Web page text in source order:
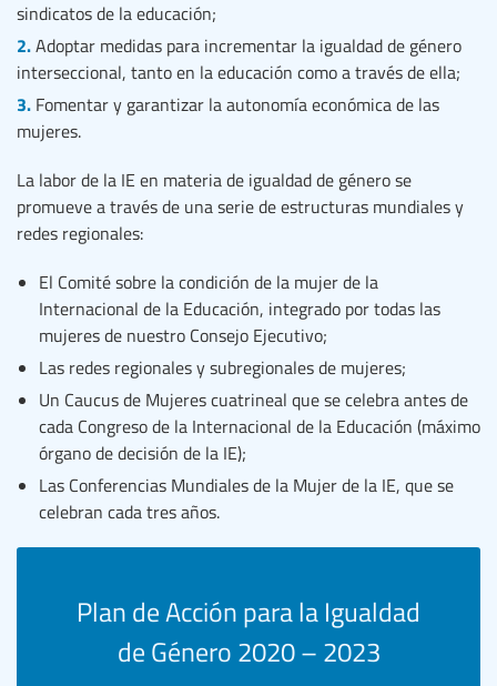
sindicatos de la educación;
Adoptar medidas para incrementar la igualdad de género
interseccional, tanto en la educación como a través de ella;
Fomentar y garantizar la autonomía económica de las
mujeres.
La labor de la IE en materia de igualdad de género se
promueve a través de una serie de estructuras mundiales y
redes regionales:
El Comité sobre la condición de la mujer de la
Internacional de la Educación, integrado por todas las
mujeres de nuestro Consejo Ejecutivo;
Las redes regionales y subregionales de mujeres;
Un Caucus de Mujeres cuatrineal que se celebra antes de
cada Congreso de la Internacional de la Educación (máximo
órgano de decisión de la IE);
Las Conferencias Mundiales de la Mujer de la IE, que se
celebran cada tres años.
Plan de Acción para la Igualdad
de Género 2020 – 2023